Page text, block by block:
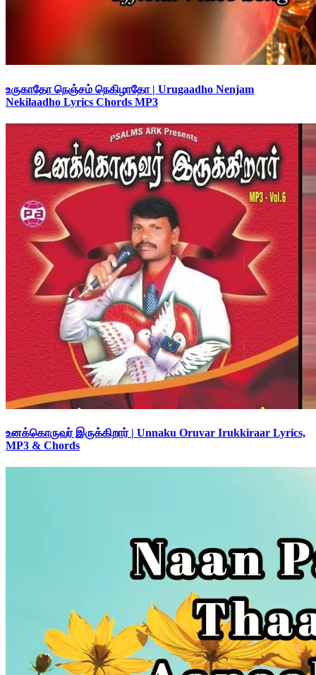
உருகாதோ நெஞ்சம் நெகிழாதோ | Urugaadho Nenjam
Nekilaadho Lyrics Chords MP3
உனக்கொருவர் இருக்கிறார் | Unnaku Oruvar Irukkiraar Lyrics,
MP3 & Chords